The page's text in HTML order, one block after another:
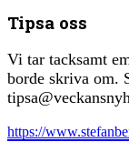
Tipsa oss
Vi tar tacksamt
borde skriva om.
https://